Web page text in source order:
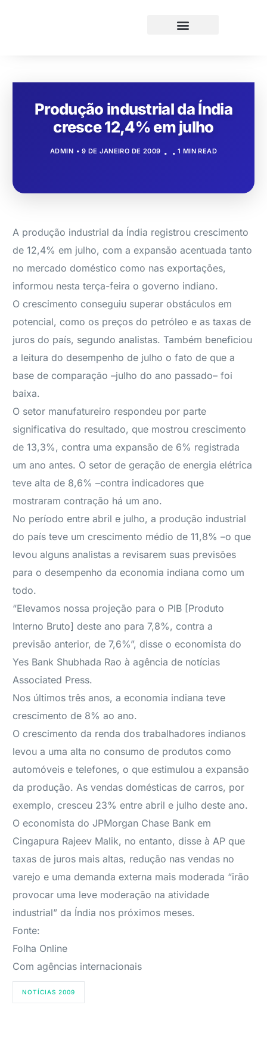
Produção industrial da Índia
cresce 12,4% em julho
ADMIN 9 DE JANEIRO DE 2009 1 MIN READ
A produção industrial da Índia registrou crescimento
de 12,4% em julho, com a expansão acentuada tanto
no mercado doméstico como nas exportações,
informou nesta terça-feira o governo indiano.
O crescimento conseguiu superar obstáculos em
potencial, como os preços do petróleo e as taxas de
juros do país, segundo analistas. Também beneficiou
a leitura do desempenho de julho o fato de que a
base de comparação –julho do ano passado– foi
baixa.
O setor manufatureiro respondeu por parte
significativa do resultado, que mostrou crescimento
de 13,3%, contra uma expansão de 6% registrada
um ano antes. O setor de geração de energia elétrica
teve alta de 8,6% –contra indicadores que
mostraram contração há um ano.
No período entre abril e julho, a produção industrial
do país teve um crescimento médio de 11,8% –o que
levou alguns analistas a revisarem suas previsões
para o desempenho da economia indiana como um
todo.
“Elevamos nossa projeção para o PIB [Produto
Interno Bruto] deste ano para 7,8%, contra a
previsão anterior, de 7,6%”, disse o economista do
Yes Bank Shubhada Rao à agência de notícias
Associated Press.
Nos últimos três anos, a economia indiana teve
crescimento de 8% ao ano.
O crescimento da renda dos trabalhadores indianos
levou a uma alta no consumo de produtos como
automóveis e telefones, o que estimulou a expansão
da produção. As vendas domésticas de carros, por
exemplo, cresceu 23% entre abril e julho deste ano.
O economista do JPMorgan Chase Bank em
Cingapura Rajeev Malik, no entanto, disse à AP que
taxas de juros mais altas, redução nas vendas no
varejo e uma demanda externa mais moderada “irão
provocar uma leve moderação na atividade
industrial” da Índia nos próximos meses.
Fonte:
Folha Online
Com agências internacionais
NOTÍCIAS 2009